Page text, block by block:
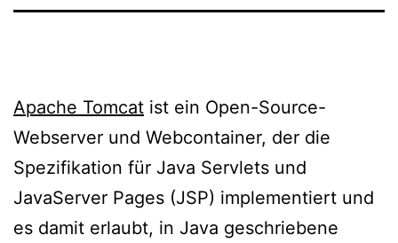
Apache Tomcat ist ein Open-Source-
Webserver und Webcontainer, der die
Spezifikation für Java Servlets und
JavaServer Pages (JSP) implementiert und
es damit erlaubt, in Java geschriebene